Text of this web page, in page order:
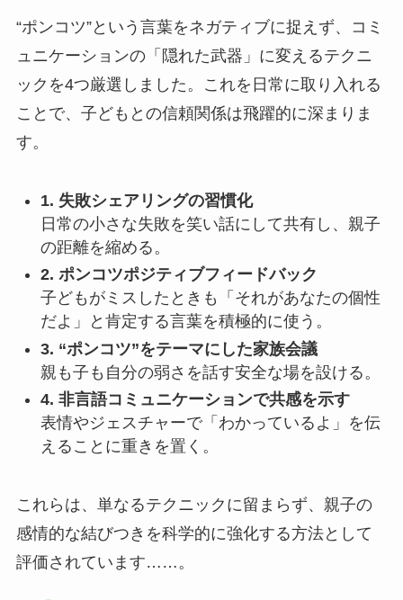
“ポンコツ”という言葉をネガティブに捉えず、コミ
ュニケーションの「隠れた武器」に変えるテクニ
ックを4つ厳選しました。これを日常に取り入れる
ことで、子どもとの信頼関係は飛躍的に深まりま
す。
1. 失敗シェアリングの習慣化
日常の小さな失敗を笑い話にして共有し、親子
の距離を縮める。
2. ポンコツポジティブフィードバック
子どもがミスしたときも「それがあなたの個性
だよ」と肯定する言葉を積極的に使う。
3. “ポンコツ”をテーマにした家族会議
親も子も自分の弱さを話す安全な場を設ける。
4. 非言語コミュニケーションで共感を示す
表情やジェスチャーで「わかっているよ」を伝
えることに重きを置く。
これらは、単なるテクニックに留まらず、親子の
感情的な結びつきを科学的に強化する方法として
評価されています……。